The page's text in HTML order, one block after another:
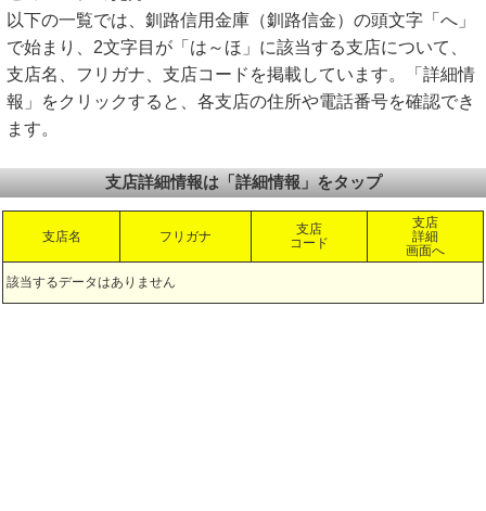
以下の一覧では、釧路信用金庫（釧路信金）の頭文字「へ」
で始まり、2文字目が「は～ほ」に該当する支店について、
支店名、フリガナ、支店コードを掲載しています。「詳細情
報」をクリックすると、各支店の住所や電話番号を確認でき
ます。
支店詳細情報は「詳細情報」をタップ
支店名 フリガナ
支店
コード
支店
詳細
画面へ
該当するデータはありません